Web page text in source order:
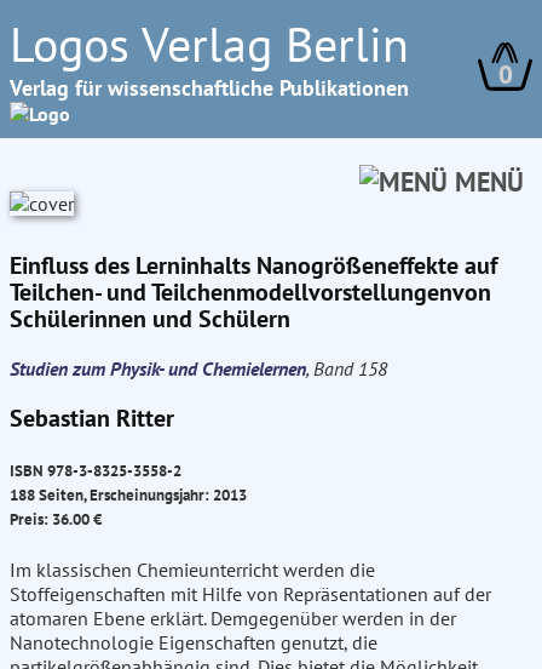
Logos Verlag Berlin
Verlag für wissenschaftliche Publikationen 0
MENÜ
Einfluss des Lerninhalts Nanogrößeneffekte auf
Teilchen- und Teilchenmodellvorstellungenvon
Schülerinnen und Schülern
Studien zum Physik- und Chemielernen, Band 158
Sebastian Ritter
ISBN 978-3-8325-3558-2
188 Seiten, Erscheinungsjahr: 2013
Preis: 36.00 €
Im klassischen Chemieunterricht werden die
Stoffeigenschaften mit Hilfe von Repräsentationen auf der
atomaren Ebene erklärt. Demgegenüber werden in der
Nanotechnologie Eigenschaften genutzt, die